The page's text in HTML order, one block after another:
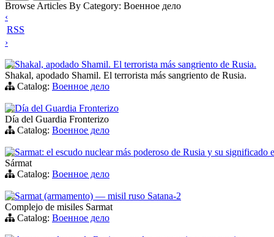
Browse Articles By Category: Военное дело
‹
RSS
›
Shakal, apodado Shamil. El terrorista más sangriento de Rusia.
Shakal, apodado Shamil. El terrorista más sangriento de Rusia.
Catalog: Военное дело
Día del Guardia Fronterizo
Día del Guardia Fronterizo
Catalog: Военное дело
Sarmat: el escudo nuclear más poderoso de Rusia y su significado
Sármat
Catalog: Военное дело
Sarmat (armamento) — misil ruso Satana-2
Complejo de misiles Sarmat
Catalog: Военное дело